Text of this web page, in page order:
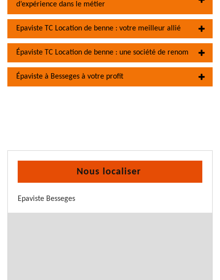
d’expérience dans le métier
Epaviste TC Location de benne : votre meilleur allié
Épaviste TC Location de benne : une société de renom
Épaviste à Besseges à votre profit
Nous localiser
Epaviste Besseges